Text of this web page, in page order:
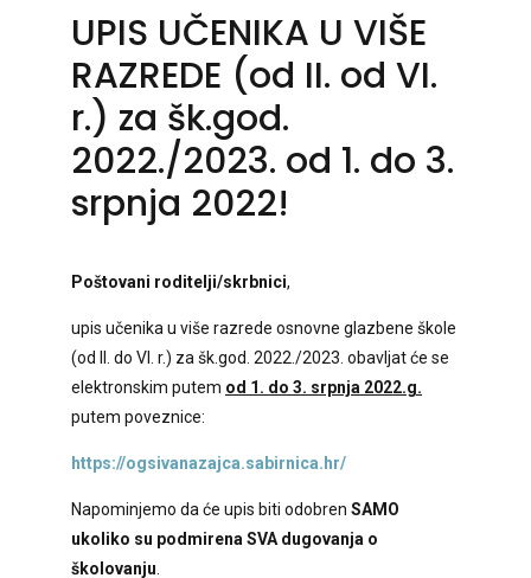
UPIS UČENIKA U VIŠE
RAZREDE (od II. od VI.
r.) za šk.god.
2022./2023. od 1. do 3.
srpnja 2022!
Poštovani roditelji/skrbnici,
upis učenika u više razrede osnovne glazbene škole
(od II. do VI. r.) za šk.god. 2022./2023. obavljat će se
elektronskim putem od 1. do 3. srpnja 2022.g.
putem poveznice:
https://ogsivanazajca.sabirnica.hr/
Napominjemo da će upis biti odobren SAMO
ukoliko su podmirena SVA dugovanja o
školovanju